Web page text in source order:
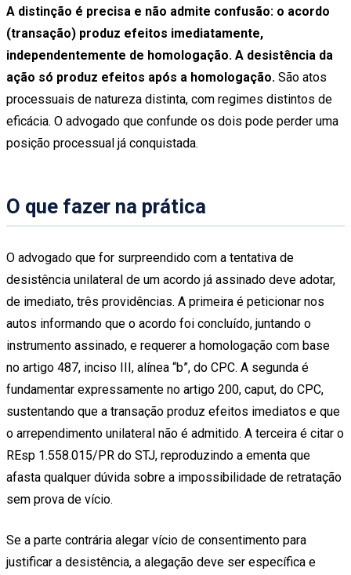
A distinção é precisa e não admite confusão: o acordo
(transação) produz efeitos imediatamente,
independentemente de homologação. A desistência da
ação só produz efeitos após a homologação. São atos
processuais de natureza distinta, com regimes distintos de
eficácia. O advogado que confunde os dois pode perder uma
posição processual já conquistada.
O que fazer na prática
O advogado que for surpreendido com a tentativa de
desistência unilateral de um acordo já assinado deve adotar,
de imediato, três providências. A primeira é peticionar nos
autos informando que o acordo foi concluído, juntando o
instrumento assinado, e requerer a homologação com base
no artigo 487, inciso III, alínea “b”, do CPC. A segunda é
fundamentar expressamente no artigo 200, caput, do CPC,
sustentando que a transação produz efeitos imediatos e que
o arrependimento unilateral não é admitido. A terceira é citar o
REsp 1.558.015/PR do STJ, reproduzindo a ementa que
afasta qualquer dúvida sobre a impossibilidade de retratação
sem prova de vício.
Se a parte contrária alegar vício de consentimento para
justificar a desistência, a alegação deve ser específica e